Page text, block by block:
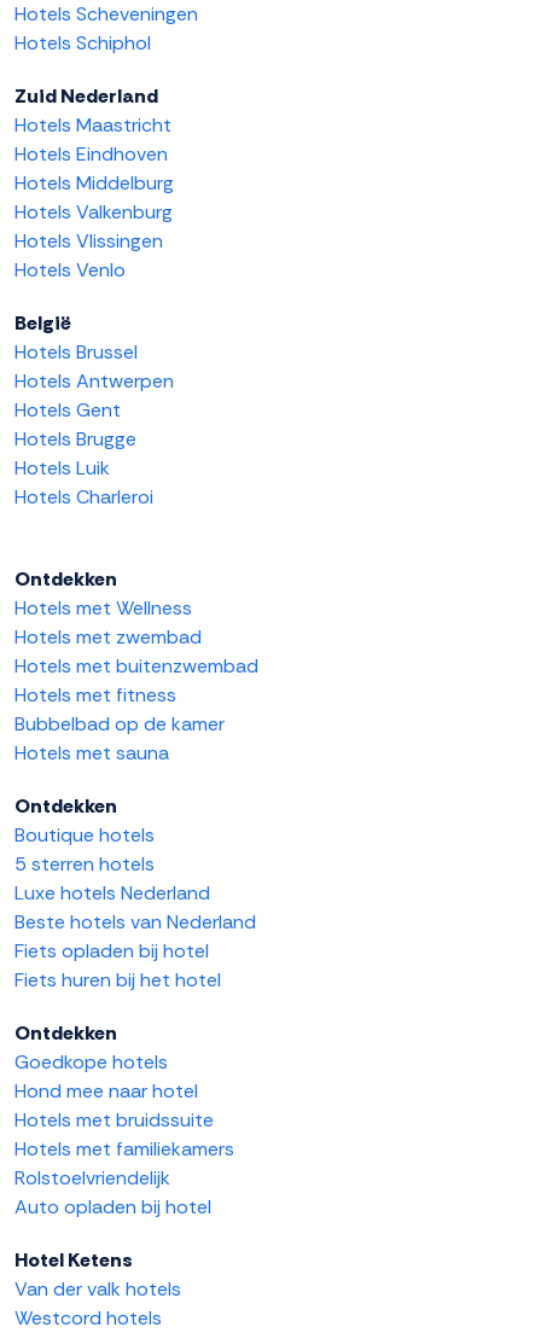
Hotels Scheveningen
Hotels Schiphol
Zuid Nederland
Hotels Maastricht
Hotels Eindhoven
Hotels Middelburg
Hotels Valkenburg
Hotels Vlissingen
Hotels Venlo
België
Hotels Brussel
Hotels Antwerpen
Hotels Gent
Hotels Brugge
Hotels Luik
Hotels Charleroi
Ontdekken
Hotels met Wellness
Hotels met zwembad
Hotels met buitenzwembad
Hotels met fitness
Bubbelbad op de kamer
Hotels met sauna
Ontdekken
Boutique hotels
5 sterren hotels
Luxe hotels Nederland
Beste hotels van Nederland
Fiets opladen bij hotel
Fiets huren bij het hotel
Ontdekken
Goedkope hotels
Hond mee naar hotel
Hotels met bruidssuite
Hotels met familiekamers
Rolstoelvriendelijk
Auto opladen bij hotel
Hotel Ketens
Van der valk hotels
Westcord hotels